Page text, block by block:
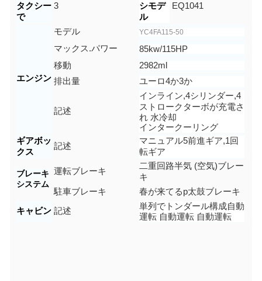
タクシー
で
3
シモデ
ル
EQ1041
エンジン
モデル YC4FA115-50
マックス.パワー 85kw/115HP
移動
2982ml
排出量
ユーロ4か3か
記述
インライン,4シリンダー,4
ストローク ターボが充電さ
れ 水冷却
インタークーリング
ギアボッ
クス
記述
マニュアル5前進ギア,1回
転ギア
ブレーキ
システム
運転ブレーキ
二重回路半気 (空気)ブレー
キ
駐車ブレーキ
春が来てるp太鼓ブレーキ
キャビン 記述 単列で トンダール構成自動
運転 自動運転 自動運転